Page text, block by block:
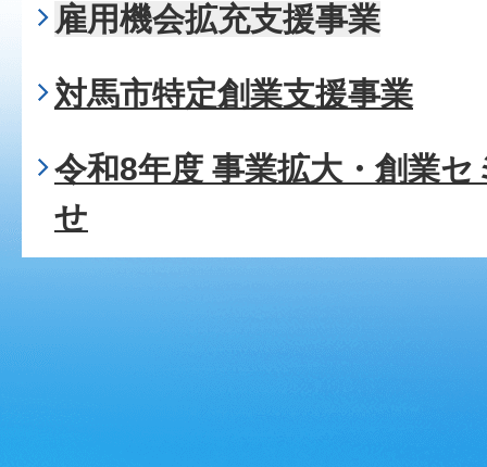
雇用機会拡充支援事業
対馬市特定創業支援事業
令和8年度 事業拡大・創業
せ